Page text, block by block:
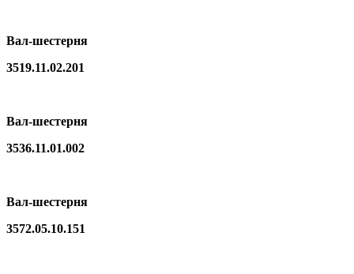
Вал-шестерня
3519.11.02.201
Вал-шестерня
3536.11.01.002
Вал-шестерня
3572.05.10.151